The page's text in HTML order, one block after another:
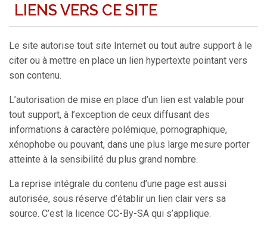
LIENS VERS CE SITE
Le site autorise tout site Internet ou tout autre support à le
citer ou à mettre en place un lien hypertexte pointant vers
son contenu.
L’autorisation de mise en place d’un lien est valable pour
tout support, à l’exception de ceux diffusant des
informations à caractère polémique, pornographique,
xénophobe ou pouvant, dans une plus large mesure porter
atteinte à la sensibilité du plus grand nombre.
La reprise intégrale du contenu d’une page est aussi
autorisée, sous réserve d’établir un lien clair vers sa
source. C’est la licence CC-By-SA qui s’applique.